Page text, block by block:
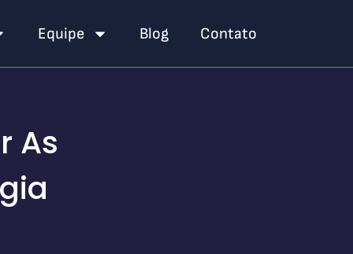
Equipe Blog Contato
As